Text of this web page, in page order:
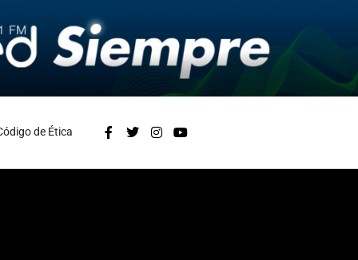
de Ética